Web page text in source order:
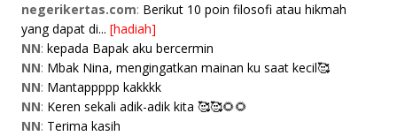
negerikertas.com: Berikut 10 poin filosofi atau hikmah
yang dapat di... [hadiah]
NN: kepada Bapak aku bercermin
NN: Mbak Nina, mengingatkan mainan ku saat kecil🥰
NN: Mantappppp kakkkk
NN: Keren sekali adik-adik kita 🥰🥰🌻🌻
NN: Terima kasih